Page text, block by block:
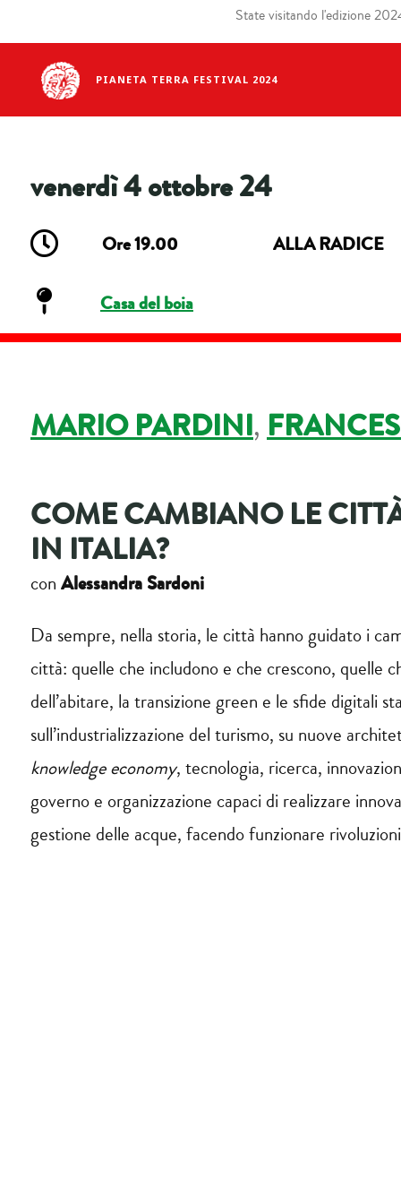
PIANETA TERRA FESTIVAL 2024
State visitando l'edizione
venerdì 4 ottobre 24
Ore 19.00 ALLA RADICE
Casa del boia
MARIO PARDINI,
COME CAMBIANO LE
IN ITALIA?
con Alessandra Sardoni
Da sempre, nella storia, le città hanno guidato i
città: quelle che includono e che crescono, quelle
dell’abitare, la transizione green e le sfide digitali
sull’industrializzazione del turismo, su nuove
knowledge economy, tecnologia, ricerca,
governo e organizzazione capaci di realizzare
gestione delle acque, facendo funzionare